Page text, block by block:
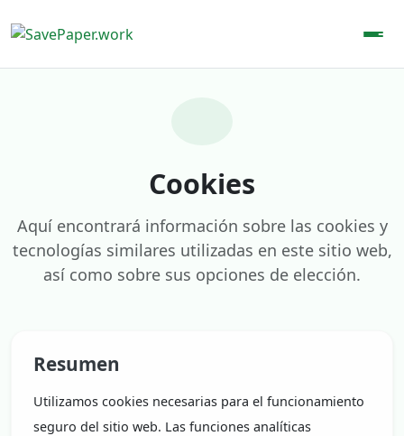
Cookies
Aquí encontrará información sobre las cookies y
tecnologías similares utilizadas en este sitio web,
así como sobre sus opciones de elección.
Resumen
Utilizamos cookies necesarias para el funcionamiento
seguro del sitio web. Las funciones analíticas